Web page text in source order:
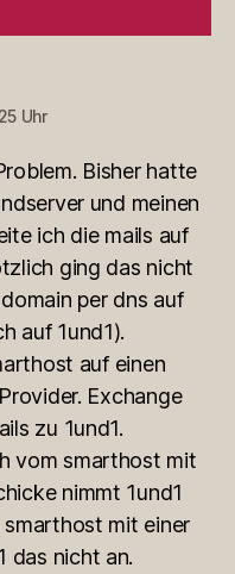
Uhr
Bisher hatte
und meinen
ich die mails auf
ging das nicht
per dns auf
auf 1und1).
auf einen
Exchange
zu 1und1.
vom smarthost mit
nimmt 1und1
smarthost mit einer
das nicht an.